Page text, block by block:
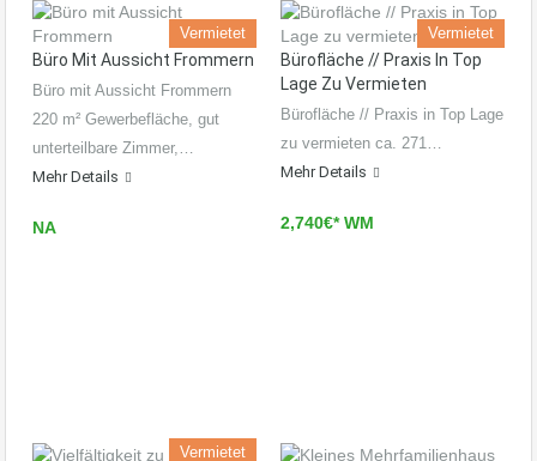
Vermietet
Büro Mit Aussicht Frommern
Büro mit Aussicht Frommern
220 m² Gewerbefläche, gut
unterteilbare Zimmer,…
Mehr Details
NA
Vermietet
Bürofläche // Praxis In Top
Lage Zu Vermieten
Bürofläche // Praxis in Top Lage
zu vermieten ca. 271…
Mehr Details
2,740€* WM
Vermietet